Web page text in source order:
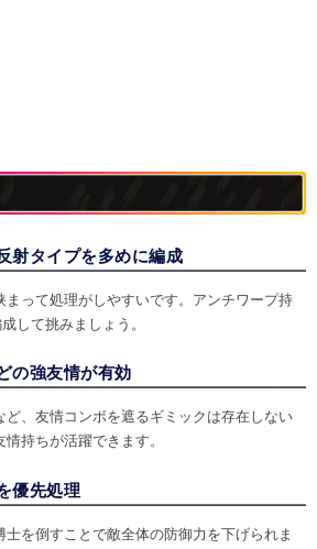
射タイプを多めに編成
まって処理がしやすいです。アンチワープ持
して挑みましょう。
の強友情が有効
ど、友情コンボを遮るギミックは存在しない
持ちが活躍できます。
優先処理
を倒すことで敵全体の防御力を下げられま